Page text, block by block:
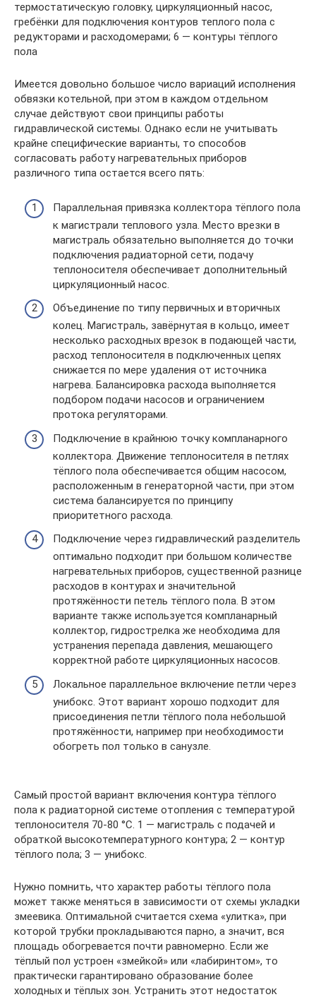
термостатическую головку, циркуляционный насос,
гребёнки для подключения контуров теплого пола с
редукторами и расходомерами; 6 — контуры тёплого
пола
Имеется довольно большое число вариаций исполнения
обвязки котельной, при этом в каждом отдельном
случае действуют свои принципы работы
гидравлической системы. Однако если не учитывать
крайне специфические варианты, то способов
согласовать работу нагревательных приборов
различного типа остается всего пять:
Параллельная привязка коллектора тёплого пола
к магистрали теплового узла. Место врезки в
магистраль обязательно выполняется до точки
подключения радиаторной сети, подачу
теплоносителя обеспечивает дополнительный
циркуляционный насос.
Объединение по типу первичных и вторичных
колец. Магистраль, завёрнутая в кольцо, имеет
несколько расходных врезок в подающей части,
расход теплоносителя в подключенных цепях
снижается по мере удаления от источника
нагрева. Балансировка расхода выполняется
подбором подачи насосов и ограничением
протока регуляторами.
Подключение в крайнюю точку компланарного
коллектора. Движение теплоносителя в петлях
тёплого пола обеспечивается общим насосом,
расположенным в генераторной части, при этом
система балансируется по принципу
приоритетного расхода.
Подключение через гидравлический разделитель
оптимально подходит при большом количестве
нагревательных приборов, существенной разнице
расходов в контурах и значительной
протяжённости петель тёплого пола. В этом
варианте также используется компланарный
коллектор, гидрострелка же необходима для
устранения перепада давления, мешающего
корректной работе циркуляционных насосов.
Локальное параллельное включение петли через
унибокс. Этот вариант хорошо подходит для
присоединения петли тёплого пола небольшой
протяжённости, например при необходимости
обогреть пол только в санузле.
Самый простой вариант включения контура тёплого
пола к радиаторной системе отопления с температурой
теплоносителя 70-80 °С. 1 — магистраль с подачей и
обраткой высокотемпературного контура; 2 — контур
тёплого пола; 3 — унибокс.
Нужно помнить, что характер работы тёплого пола
может также меняться в зависимости от схемы укладки
змеевика. Оптимальной считается схема «улитка», при
которой трубки прокладываются парно, а значит, вся
площадь обогревается почти равномерно. Если же
тёплый пол устроен «змейкой» или «лабиринтом», то
практически гарантировано образование более
холодных и тёплых зон. Устранить этот недостаток